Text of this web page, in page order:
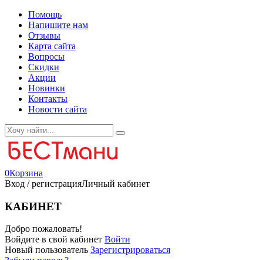
Помощь
Напишите нам
Отзывы
Карта сайта
Вопросы
Скидки
Акции
Новинки
Контакты
Новости сайта
0Корзина
Вход / регистрацияЛичный кабинет
КАБИНЕТ
Добро пожаловать!
Войдите в свой кабинет Войти
Новый пользователь Зарегистрироваться